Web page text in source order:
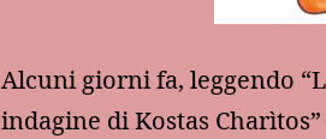
Alcuni giorni fa, leggendo
indagine di Kostas